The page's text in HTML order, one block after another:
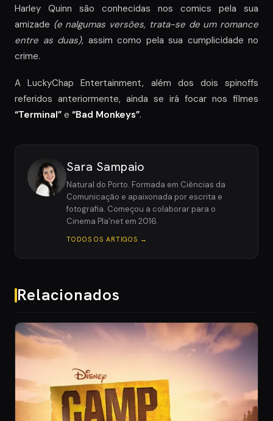
Harley Quinn são conhecidas nos comics pela sua
amizade (e nalgumas versões, trata-se de um romance
entre as duas), assim como pela sua cumplicidade no
crime.
A LuckyChap Entertainment, além dos dois spinoffs
referidos anteriormente, ainda se irá focar nos filmes
“Terminal” e “Bad Monkeys”.
Sara Sampaio
Natural do Porto. Formada em Ciências da
Comunicação e apaixonada por escrita e
fotografia. Começou a colaborar para o
Cinema Pla'net em 2016.
TODOS OS ARTIGOS →
Relacionados